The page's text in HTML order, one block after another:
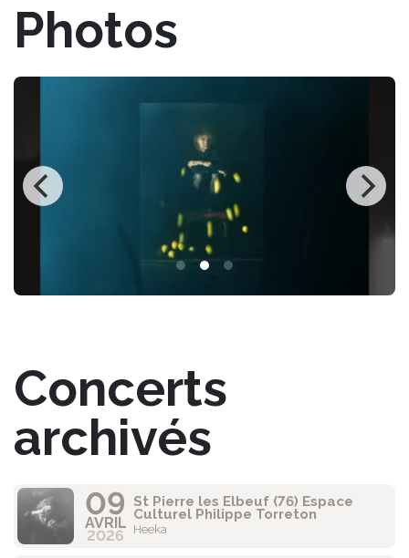
Photos
Concerts
archivés
09
AVRIL
2026
St Pierre les Elbeuf (76) Espace
Culturel Philippe Torreton
Heeka